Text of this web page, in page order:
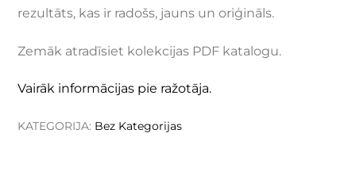
rezultāts, kas ir radošs, jauns un oriģināls.
Zemāk atradīsiet kolekcijas PDF katalogu.
Vairāk informācijas pie ražotāja.
KATEGORIJA: Bez Kategorijas